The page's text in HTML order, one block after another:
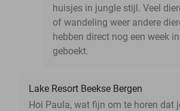
huisjes in jungle stijl. Veel
of wandeling weer andere
hebben direct nog een week
geboekt.
Lake Resort Beekse Bergen
Hoi Paula, wat fijn om te horen dat